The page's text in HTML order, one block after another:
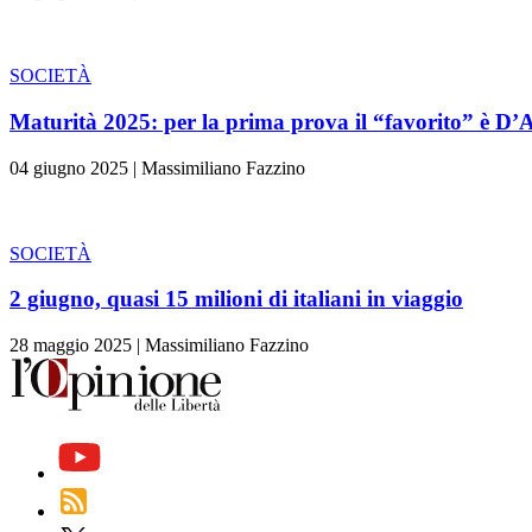
SOCIETÀ
Maturità 2025: per la prima prova il “favorito” è
04 giugno 2025 | Massimiliano Fazzino
SOCIETÀ
2 giugno, quasi 15 milioni di italiani in viaggio
28 maggio 2025 | Massimiliano Fazzino